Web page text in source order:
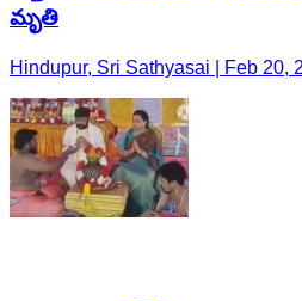
మృతి
Hindupur, Sri Sathyasai | Feb 20,